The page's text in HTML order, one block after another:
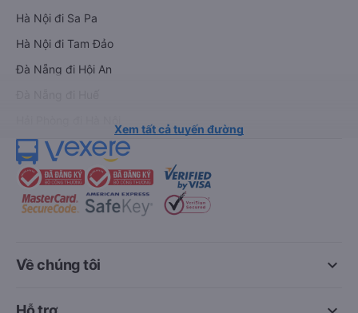
Hà Nội đi Sa Pa
Hà Nội đi Tam Đảo
Đà Nẵng đi Hội An
Xem tất cả tuyến đường
keyboard_arrow_down
Về chúng tôi